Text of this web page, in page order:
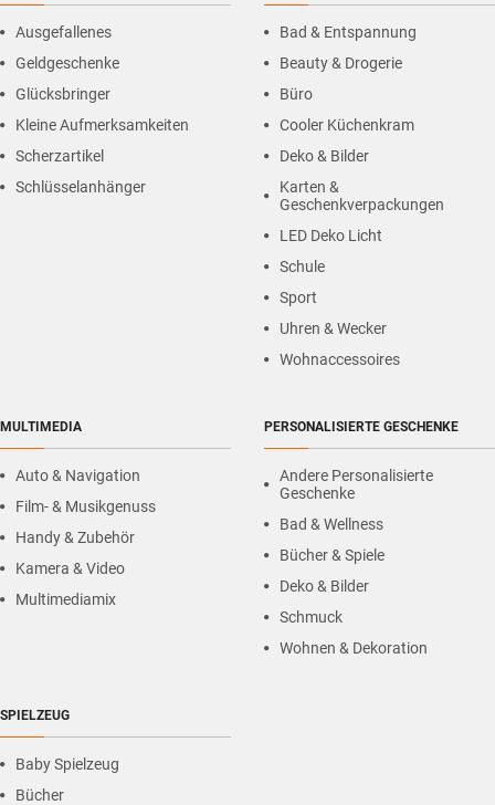
Ausgefallenes
Geldgeschenke
Glücksbringer
Kleine Aufmerksamkeiten
Scherzartikel
Schlüsselanhänger
Bad & Entspannung
Beauty & Drogerie
Büro
Cooler Küchenkram
Deko & Bilder
Karten &
Geschenkverpackungen
LED Deko Licht
Schule
Sport
Uhren & Wecker
Wohnaccessoires
MULTIMEDIA
Auto & Navigation
Film- & Musikgenuss
Handy & Zubehör
Kamera & Video
Multimediamix
PERSONALISIERTE GESCHENKE
Andere Personalisierte
Geschenke
Bad & Wellness
Bücher & Spiele
Deko & Bilder
Schmuck
Wohnen & Dekoration
SPIELZEUG
Baby Spielzeug
Bücher